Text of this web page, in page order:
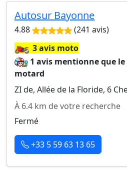
Autosur Bayonne
4.88 (241 avis)
🏍️3 avis moto
1 avis mentionne que
motard
ZI de, Allée de la Floride, 6
À 6.4 km de votre recherche
Fermé
+33 5 59 63 13 65